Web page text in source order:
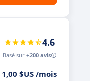
4.6
Basé sur +200 avis
1,00 $US /mois